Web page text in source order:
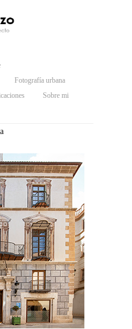
Fotografía urbana
Sobre mi